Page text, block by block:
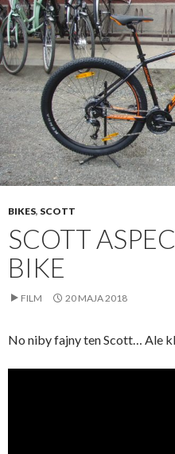
BIKES, SCOTT
SCOTT
BIKE
FILM 20 MAJA 2018
No niby fajny ten Scott… Ale